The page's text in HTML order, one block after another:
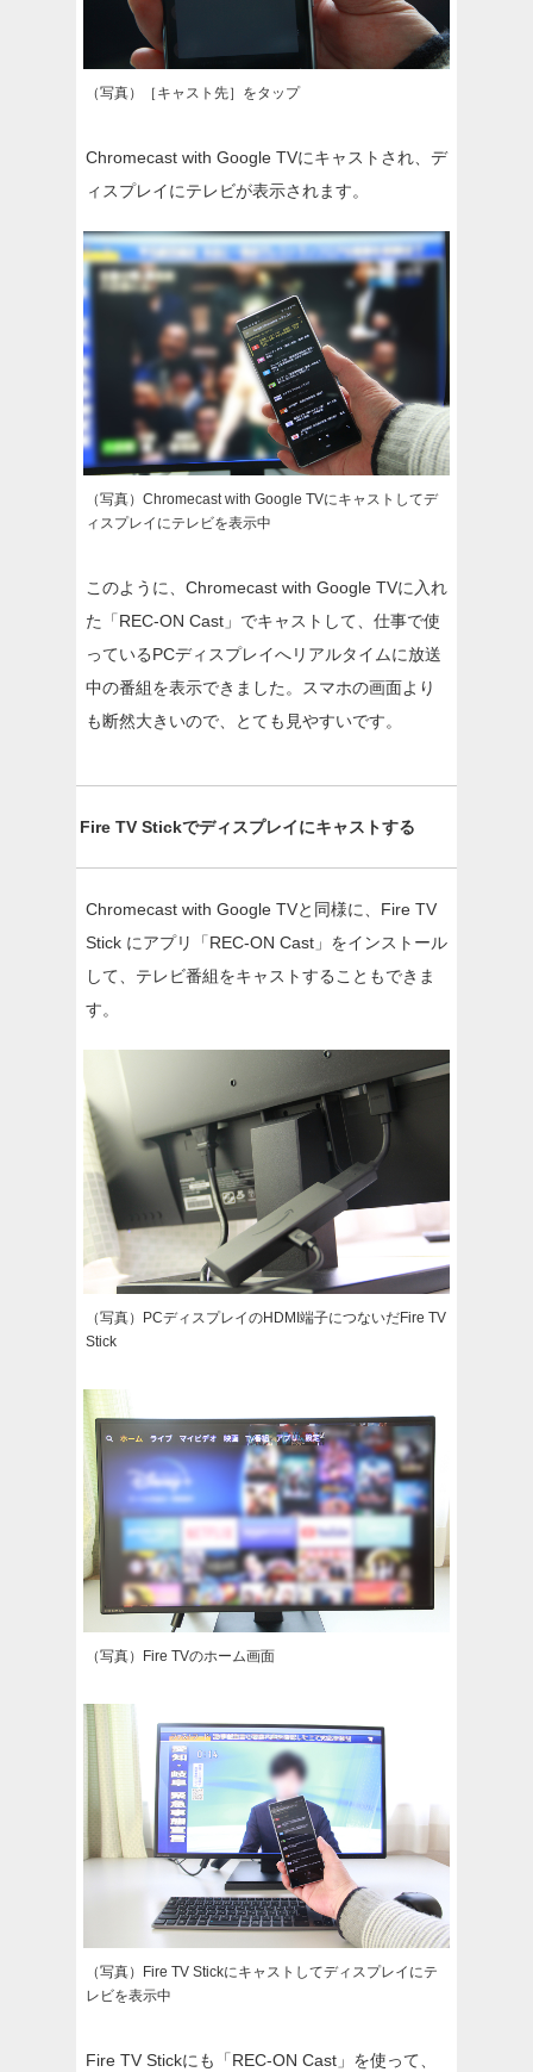
（写真）［キャスト先］をタップ
Chromecast with Google TVにキャストされ、デ
ィスプレイにテレビが表示されます。
（写真）Chromecast with Google TVにキャストしてデ
ィスプレイにテレビを表示中
このように、Chromecast with Google TVに入れ
た「REC-ON Cast」でキャストして、仕事で使
っているPCディスプレイへリアルタイムに放送
中の番組を表示できました。スマホの画面より
も断然大きいので、とても見やすいです。
Fire TV Stickでディスプレイにキャストする
Chromecast with Google TVと同様に、Fire TV
Stick にアプリ「REC-ON Cast」をインストール
して、テレビ番組をキャストすることもできま
す。
（写真）PCディスプレイのHDMI端子につないだFire TV
Stick
（写真）Fire TVのホーム画面
（写真）Fire TV Stickにキャストしてディスプレイにテ
レビを表示中
Fire TV Stickにも「REC-ON Cast」を使って、